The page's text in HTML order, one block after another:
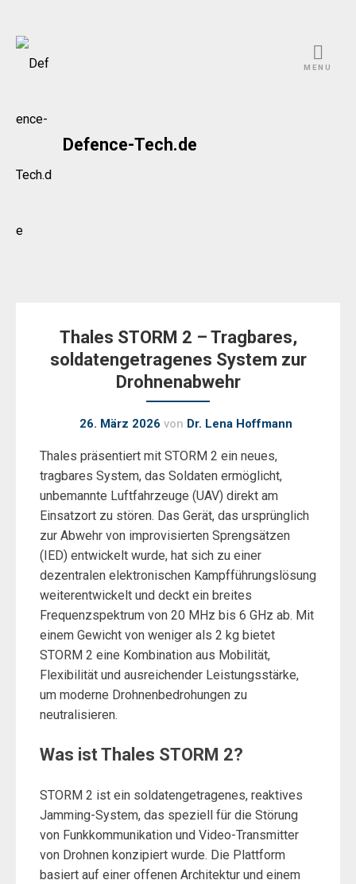
Skip
Defence-Tech.de
MENU
Thales STORM 2 – Tragbares,
soldatengetragenes System zur
Drohnenabwehr
26. März 2026 von Dr. Lena Hoffmann
Thales präsentiert mit STORM 2 ein neues,
tragbares System, das Soldaten ermöglicht,
unbemannte Luftfahrzeuge (UAV) direkt am
Einsatzort zu stören. Das Gerät, das ursprünglich
zur Abwehr von improvisierten Sprengsätzen
(IED) entwickelt wurde, hat sich zu einer
dezentralen elektronischen Kampfführungslösung
weiterentwickelt und deckt ein breites
Frequenzspektrum von 20 MHz bis 6 GHz ab. Mit
einem Gewicht von weniger als 2 kg bietet
STORM 2 eine Kombination aus Mobilität,
Flexibilität und ausreichender Leistungsstärke,
um moderne Drohnenbedrohungen zu
neutralisieren.
Was ist Thales STORM 2?
STORM 2 ist ein soldatengetragenes, reaktives
Jamming-System, das speziell für die Störung
von Funkkommunikation und Video-Transmitter
von Drohnen konzipiert wurde. Die Plattform
basiert auf einer offenen Architektur und einem